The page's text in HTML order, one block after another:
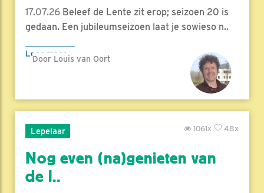
17.07.26 Beleef de Lente zit erop; seizoen 20 is
gedaan. Een jubileumseizoen laat je sowieso n..
Lees meer
Door Louis van Oort
Lepelaar 48x
1061x
Nog even (na)genieten van
de l..